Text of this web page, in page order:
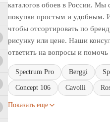
каталогов обоев в России. Мы
покупки простым и удобным.
чтобы отсортировать по
рисунку или цене. Наши
ответить на вопросы и помочь
Spectrum Pro Berggi
Concept 106 Cavolli
Показать еще